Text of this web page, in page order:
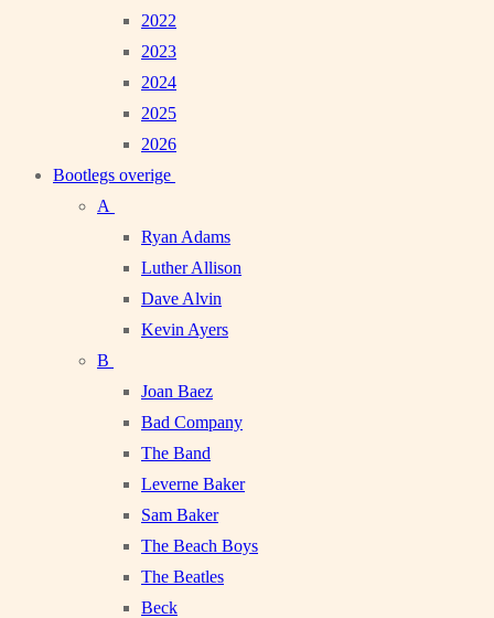
2022
2023
2024
2025
2026
Bootlegs overige
A
Ryan Adams
Luther Allison
Dave Alvin
Kevin Ayers
B
Joan Baez
Bad Company
The Band
Leverne Baker
Sam Baker
The Beach Boys
The Beatles
Beck